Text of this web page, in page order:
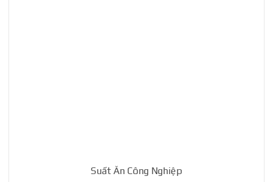
Suất Ăn Công Nghiệp